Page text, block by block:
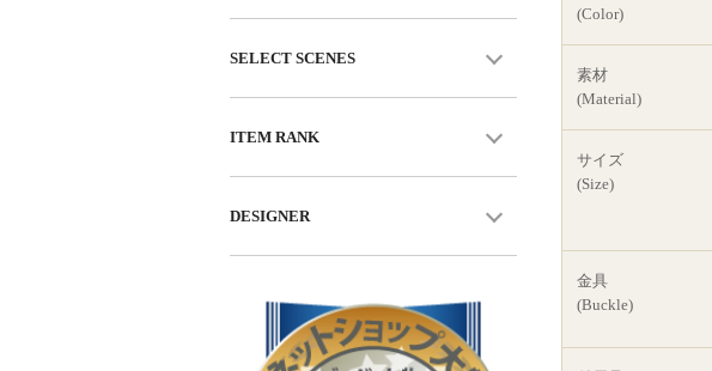
(Color)
素材
(Material)
サイズ
(Size)
金具
(Buckle)
SELECT SCENES
ITEM RANK
DESIGNER